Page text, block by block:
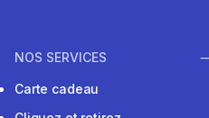
NOS SERVICES
Carte cadeau